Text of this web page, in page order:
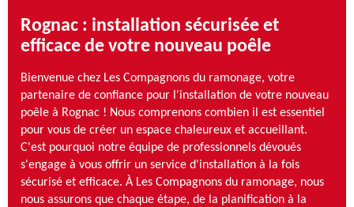
Rognac : installation sécurisée et
efficace de votre nouveau poêle
Bienvenue chez Les Compagnons du ramonage, votre
partenaire de confiance pour l'installation de votre nouveau
poêle à Rognac ! Nous comprenons combien il est essentiel
pour vous de créer un espace chaleureux et accueillant.
C'est pourquoi notre équipe de professionnels dévoués
s'engage à vous offrir un service d'installation à la fois
sécurisé et efficace. À Les Compagnons du ramonage, nous
nous assurons que chaque étape, de la planification à la